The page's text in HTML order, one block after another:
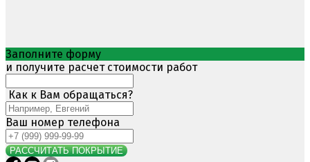
Заполните форму
и получите расчет стоимости работ
Как к Вам обращаться?
Ваш номер телефона
РАССЧИТАТЬ ПОКРЫТИЕ